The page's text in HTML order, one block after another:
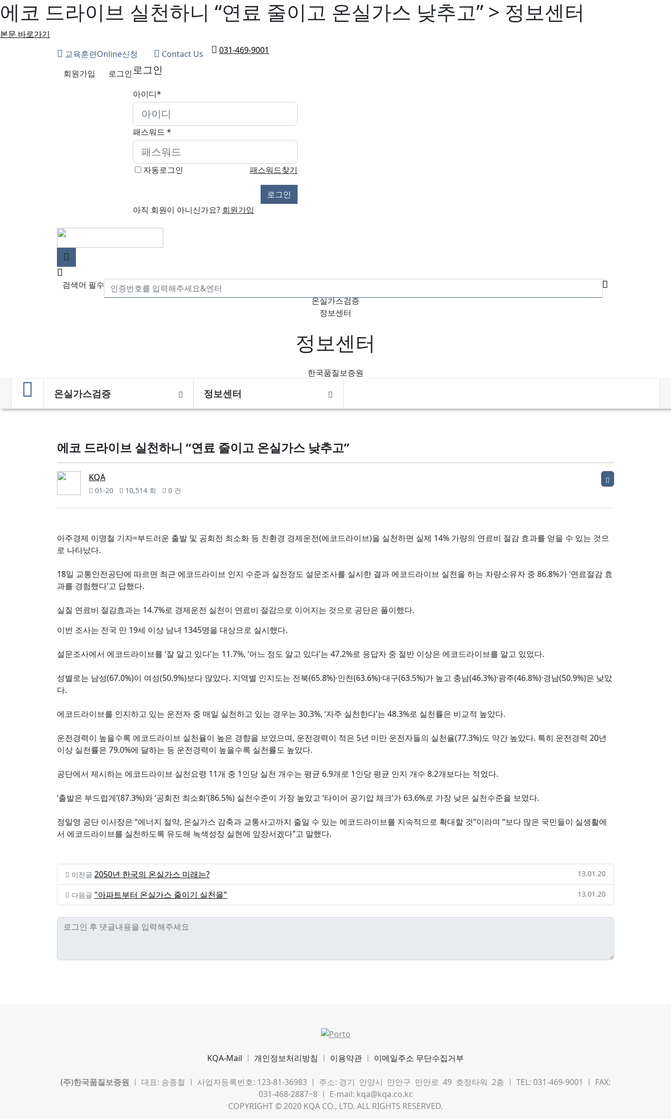
에코 드라이브 실천하니 “연료 줄이고 온실가스 낮추고” > 정보센터
본문 바로가기
교육훈련Online신청
Contact Us 031-469-9001
회원가입 로그인로그인
아이디*
패스워드 *
자동로그인 패스워드찾기
아직 회원이 아니신가요? 회원가입
검색어 필수
정보센터
한국품질보증원
온실가스검증
정보센터
온실가스검증 정보센터
에코 드라이브 실천하니 “연료 줄이고 온실가스 낮추고”
KQA
01-20 10,514 회 0 건
아주경제 이명철 기자=부드러운 출발 및 공회전 최소화 등 친환경 경제운전(에코드라이브)을 실천하면 실제 14% 가량의 연료비 절감 효과를 얻을 수 있는 것으
로 나타났다.
18일 교통안전공단에 따르면 최근 에코드라이브 인지 수준과 실천정도 설문조사를 실시한 결과 에코드라이브 실천을 하는 차량소유자 중 86.8%가 ‘연료절감 효
과를 경험했다’고 답했다.
실질 연료비 절감효과는 14.7%로 경제운전 실천이 연료비 절감으로 이어지는 것으로 공단은 풀이했다.
이번 조사는 전국 만 19세 이상 남녀 1345명을 대상으로 실시했다.
설문조사에서 에코드라이브를 ‘잘 알고 있다’는 11.7%, ‘어느 정도 알고 있다’는 47.2%로 응답자 중 절반 이상은 에코드라이브를 알고 있었다.
성별로는 남성(67.0%)이 여성(50.9%)보다 많았다. 지역별 인지도는 전북(65.8%)·인천(63.6%)·대구(63.5%)가 높고 충남(46.3%)·광주(46.8%)·경남(50.9%)은 낮았
다.
에코드라이브를 인지하고 있는 운전자 중 매일 실천하고 있는 경우는 30.3%, ‘자주 실천한다’는 48.3%로 실천률은 비교적 높았다.
운전경력이 높을수록 에코드라이브 실천율이 높은 경향을 보였으며, 운전경력이 적은 5년 미만 운전자들의 실천율(77.3%)도 약간 높았다. 특히 운전경력 20년
이상 실천률은 79.0%에 달하는 등 운전경력이 높을수록 실천률도 높았다.
공단에서 제시하는 에코드라이브 실천요령 11개 중 1인당 실천 개수는 평균 6.9개로 1인당 평균 인지 개수 8.2개보다는 적었다.
‘출발은 부드럽게’(87.3%)와 ‘공회전 최소화’(86.5%) 실천수준이 가장 높았고 ‘타이어 공기압 체크’가 63.6%로 가장 낮은 실천수준을 보였다.
정일영 공단 이사장은 “에너지 절약, 온실가스 감축과 교통사고까지 줄일 수 있는 에코드라이브를 지속적으로 확대할 것”이라며 “보다 많은 국민들이 실생활에
서 에코드라이브를 실천하도록 유도해 녹색성장 실현에 앞장서겠다”고 말했다.
이전글 2050년 한국의 온실가스 미래는? 13.01.20
다음글 "아파트부터 온실가스 줄이기 실천을" 13.01.20
KQA-Mail ㅣ 개인정보처리방침 ㅣ 이용약관 ㅣ 이메일주소 무단수집거부
(주)한국품질보증원 ㅣ 대표: 송종철 ㅣ 사업자등록번호: 123-81-36983 ㅣ 주소: 경기 안양시 만안구 만안로 49 호정타워 2층 ㅣ TEL: 031-469-9001 ㅣ FAX:
031-468-2887~8 ㅣ E-mail: kqa@kqa.co.kr.
COPYRIGHT © 2020 KQA CO., LTD. ALL RIGHTS RESERVED.